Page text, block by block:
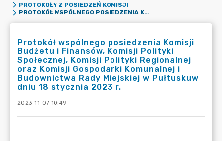
PROTOKOŁY Z POSIEDZEŃ KOMISJI
PROTOKÓŁ WSPÓLNEGO POSIEDZENIA KOMISJI BUDŻETU I FINANSÓW, KOMISJI POLITYKI SPOŁECZNEJ, KOMISJI POLITYKI REGIONALNEJ ORAZ KOMISJI GOSPODARKI KOMUNALNEJ I BUDOWNICTWA RADY MIEJSKIEJ W PUŁTUSKUW DNIU 18 STYCZNIA 2023 R.
Protokół wspólnego posiedzenia Komisji
Budżetu i Finansów, Komisji Polityki
Społecznej, Komisji Polityki Regionalnej
oraz Komisji Gospodarki Komunalnej i
Budownictwa Rady Miejskiej w Pułtuskuw
dniu 18 stycznia 2023 r.
2023-11-07 10:49